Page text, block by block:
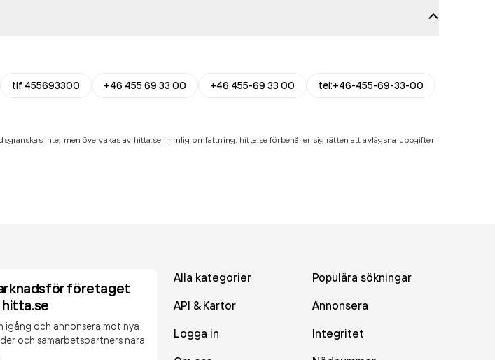
tlf 455693300 +46 455 69 33 00 +46 455-69 33 00
tel:+46-455-69-33-00
inte, men övervakas av hitta.se i rimlig omfattning. hitta.se förbehåller sig rätten att avlägsna uppgifter
företaget
hitta.se
igång och annonsera mot nya
och samarbetspartners nära
Alla kategorier
Populära sökningar
API & Kartor
Annonsera
Logga in
Integritet